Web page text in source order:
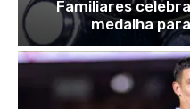
Familiares
medalha